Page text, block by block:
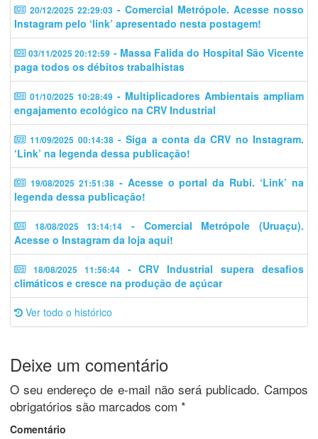
20/12/2025 22:29:03 - Comercial Metrópole. Acesse nosso
Instagram pelo ‘link’ apresentado nesta postagem!
03/11/2025 20:12:59 - Massa Falida do Hospital São Vicente
paga todos os débitos trabalhistas
01/10/2025 10:28:49 - Multiplicadores Ambientais ampliam
engajamento ecológico na CRV Industrial
11/09/2025 00:14:38- Siga a conta da CRV no Instagram.
‘Link’ na legenda dessa publicação!
19/08/2025 21:51:38- Acesse o portal da Rubi. ‘Link’ na
legenda dessa publicação!
18/08/2025 13:14:14
- Comercial Metrópole (Uruaçu).
Acesse o Instagram da loja aqui!
18/08/2025 11:56:44- CRV Industrial supera desafios
climáticos e cresce na produção de açúcar
Ver todo o histórico
Deixe um comentário
O seu endereço de e-mail não será publicado. Campos
obrigatórios são marcados com *
Comentário